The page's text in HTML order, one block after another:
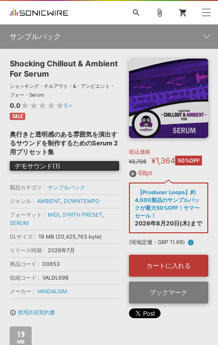
ソフト音源 »
プラグイン・エフェクト »
サンプルパック »
ソフトウェア／ツール »
DAW »
効果音 »
BGM »
キャンペーン »
特集 »
ニュースレター »
SONICWIREブログ »
製品サポート情報 »
DTMガイド »
FAQ »
お問い合わせ »
音楽カード
楽曲配信流通サービス
無償のサウンド管理ソフト
次世代型 ボーカル・エディタ
APS 映像のBGM・セリフを音声分離
search
初音ミク NT 鏡音リン・レン V4X 巡音ルカ V4X
MEIKO V3
KAITO V3
TOONTRACK
SPITFIRE AUDIO
VIENNA
EZ DRUMMER 3 SERUM
ライセンスフリーBGM
サンプルパックを試そう
ボーカル抜き出し
DUBSTEP
ELECTRONICA
MUTANT
ROUTER.FM
SONOCA
ソフト音源 プラグイン・エフェクト
ソフトウェア／ツール DAW 効果音
attach_file shopping_cart
サンプルパック
製品一覧
ジャンル
メーカー
ランキング
Shocking Chillout & Ambient
For Serum
ショッキング・チルアウト・&・アンビエント・
フォー・Serum
0.0★★★★★0 »
SALE
奥行きと透明感のある雰囲気を演出す
るサウンドを制作するためのSerum 2
用プリセット集
デモサウンド(1)
製品カテゴリ
サンプルパック
ジャンル
AMBIENT, DOWNTEMPO
フォーマット
MIDI, SYNTH PRESET,
SERUM
DLサイズ
19 MB (20,425,763 byte)
リリース時期
2026年7月
商品コード
D0653
短縮コード
VALDL698
メーカー
VANDALISM
info_outline 使用許諾契約書
19
MB
税込価格
¥2,728
¥1,364 50%OFF
68pt
【Producer Loops】約
4,000製品のサンプルパッ
クが最大50%OFF！サマー
セール！
2026年8月20日(木)まで
(現地定価：GBP 11.66) info
カートに入れる
ブックマーク